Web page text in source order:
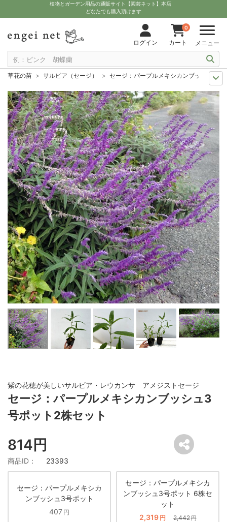
植物とガーデン用品の通販サイト【園芸ネット】本店
どなたでも購入頂けます
ログイン
0
カート メニュー
草花の苗 サルビア（セージ）
セージ：パープルメキシカンブッシュ3号
夏の園芸
夏に似合うブルーの花
セージ：パープルメキシカンブッシュ3
夏の園芸
花壇におすすめ セージ：パープルメキシカンブッシュ3号ポッ
紫の花穂が美しいサルビア・レウカンサ アメジストセージ
セージ：パープルメキシカンブッシュ3
号ポット2株セット
814円
商品ID： 23393
セージ：パープルメキシカ
ンブッシュ3号ポット
407 円
セージ：パープルメキシカ
ンブッシュ3号ポット 6株セ
ット
2,319 円 2,442円